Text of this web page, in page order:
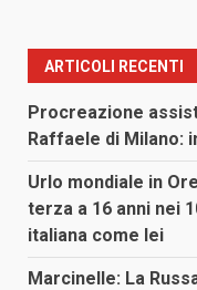
ARTICOLI RECENTI
Procreazione
Raffaele di Milano:
Urlo mondiale in
terza a 16 anni nei
italiana come lei
Marcinelle: La